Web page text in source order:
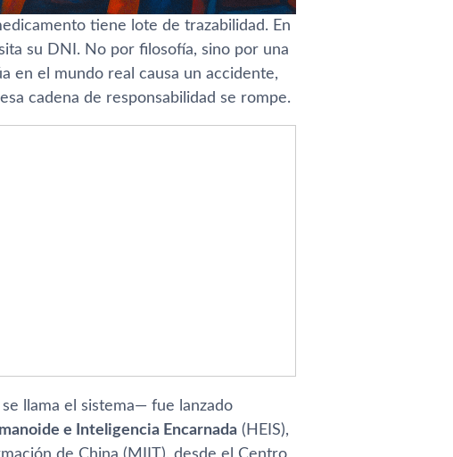
tiene lote de trazabilidad. En
su DNI. No por filosofía, sino por una
en el mundo real causa un accidente,
cadena de responsabilidad se rompe.
llama el sistema— fue lanzado
e Inteligencia Encarnada (HEIS),